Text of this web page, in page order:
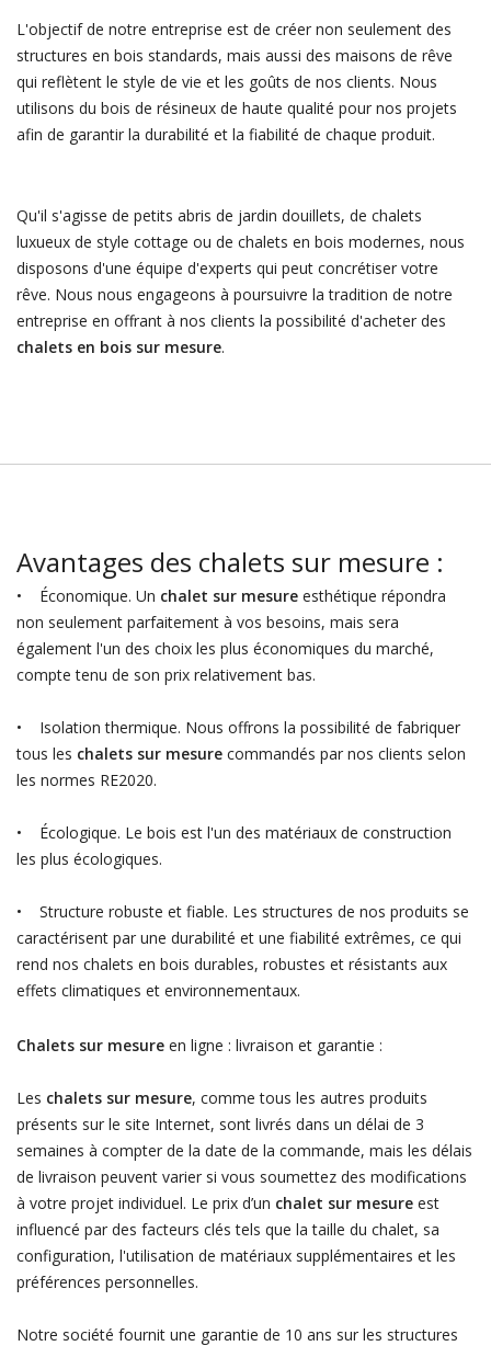
L'objectif de notre entreprise est de créer non seulement des
structures en bois standards, mais aussi des maisons de rêve
qui reflètent le style de vie et les goûts de nos clients. Nous
utilisons du bois de résineux de haute qualité pour nos projets
afin de garantir la durabilité et la fiabilité de chaque produit.
Qu'il s'agisse de petits abris de jardin douillets, de chalets
luxueux de style cottage ou de chalets en bois modernes, nous
disposons d'une équipe d'experts qui peut concrétiser votre
rêve. Nous nous engageons à poursuivre la tradition de notre
entreprise en offrant à nos clients la possibilité d'acheter des
chalets en bois sur mesure.
Avantages des chalets sur mesure :
• Économique. Un chalet sur mesureesthétique répondra
non seulement parfaitement à vos besoins, mais sera
également l'un des choix les plus économiques du marché,
compte tenu de son prix relativement bas.
• Isolation thermique. Nous offrons la possibilité de fabriquer
tous les chalets sur mesurecommandés par nos clients selon
les normes RE2020.
• Écologique. Le bois est l'un des matériaux de construction
les plus écologiques.
• Structure robuste et fiable. Les structures de nos produits se
caractérisent par une durabilité et une fiabilité extrêmes, ce qui
rend nos chalets en bois durables, robustes et résistants aux
effets climatiques et environnementaux.
Chalets sur mesureen ligne : livraison et garantie :
Les chalets sur mesure, comme tous les autres produits
présents sur le site Internet, sont livrés dans un délai de 3
semaines à compter de la date de la commande, mais les délais
de livraison peuvent varier si vous soumettez des modifications
à votre projet individuel. Le prix d’un chalet sur mesureest
influencé par des facteurs clés tels que la taille du chalet, sa
configuration, l'utilisation de matériaux supplémentaires et les
préférences personnelles.
Notre société fournit une garantie de 10 ans sur les structures